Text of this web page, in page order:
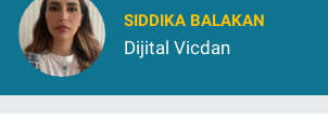
SIDDIKA BALAKAN
Dijital Vicdan